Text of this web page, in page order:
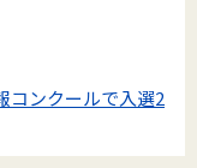
コンクールで入選2